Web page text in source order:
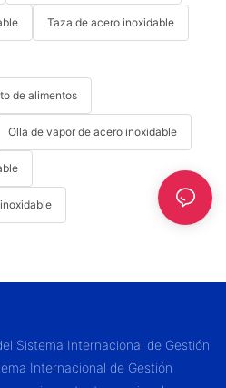
Taza de acero inoxidable
de alimentos
Olla de vapor de acero inoxidable
Sistema Internacional de Gestión
Internacional de Gestión